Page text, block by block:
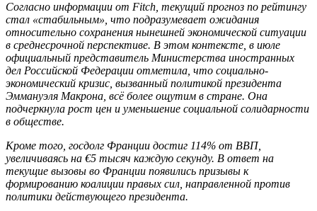
Согласно информации от Fitch, текущий прогноз по рейтингу
стал «стабильным», что подразумевает ожидания
относительно сохранения нынешней экономической ситуации
в среднесрочной перспективе. В этом контексте, в июле
официальный представитель Министерства иностранных
дел Российской Федерации отметила, что социально-
экономический кризис, вызванный политикой президента
Эммануэля Макрона, всё более ощутим в стране. Она
подчеркнула рост цен и уменьшение социальной солидарности
в обществе.
Кроме того, госдолг Франции достиг 114% от ВВП,
увеличиваясь на €5 тысяч каждую секунду. В ответ на
текущие вызовы во Франции появились призывы к
формированию коалиции правых сил, направленной против
политики действующего президента.